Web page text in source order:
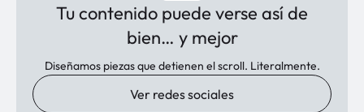
Tu contenido puede verse así de
bien… y mejor
Diseñamos piezas que detienen el scroll. Literalmente.
Ver redes sociales